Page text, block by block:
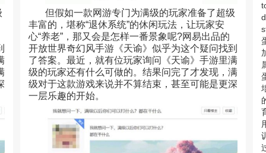
但假如一款网游专门为满级的玩家准备了超级
丰富的，堪称“退休系统”的休闲玩法，让玩家安
心“养老”，那又会是怎样一番景象呢?网易出品的
开放世界奇幻风手游《天谕》似乎为这个疑问找到
了答案。最近，就有位玩家询问《天谕》手游里满
级的玩家还有什么可做的。结果问完了才发现，满
级对于这款游戏来说并不算结束，甚至可能是更深
一层乐趣的开始。